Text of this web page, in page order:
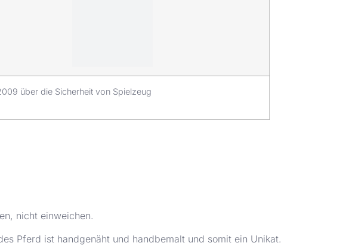
über die Sicherheit von Spielzeug
nicht einweichen.
Pferd ist handgenäht und handbemalt und somit ein Unikat.